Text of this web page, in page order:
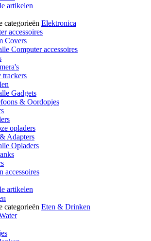
artikelen
categorieën Elektronica
accessoires
Covers
Computer accessoires
Gadgets
& Oordopjes
opladers
Adapters
Opladers
accessoires
artikelen
categorieën Eten & Drinken